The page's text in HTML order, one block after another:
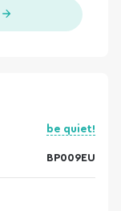
be quiet!
BP009EU